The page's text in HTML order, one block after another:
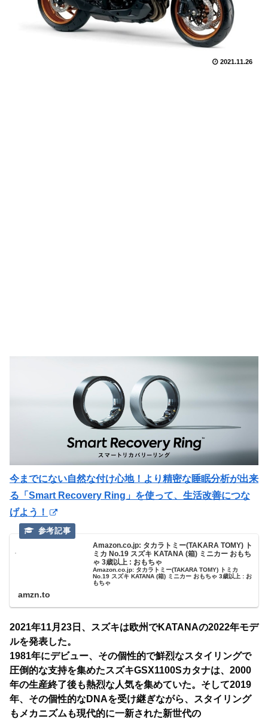
2021.11.26
今までにない自然な付け心地！より精密な睡眠分析が出来
る「Smart Recovery Ring」を使って、生活改善につな
げよう！
Amazon.co.jp: タカラトミー(TAKARA TOMY) ト
ミカ No.19 スズキ KATANA (箱) ミニカー おもち
ゃ 3歳以上 : おもちゃ
Amazon.co.jp: タカラトミー(TAKARA TOMY) トミカ
No.19 スズキ KATANA (箱) ミニカー おもちゃ 3歳以上 : お
もちゃ
amzn.to
2021年11月23日、スズキは欧州でKATANAの2022年モデ
ルを発表した。
1981年にデビュー、その個性的で鮮烈なスタイリングで
圧倒的な支持を集めたスズキGSX1100Sカタナは、2000
年の生産終了後も熱烈な人気を集めていた。そして2019
年、その個性的なDNAを受け継ぎながら、スタイリング
もメカニズムも現代的に一新された新世代の